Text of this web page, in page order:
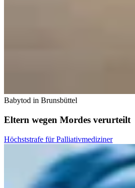
Babytod in Brunsbüttel
Eltern wegen Mordes verurteilt
Höchststrafe für Palliativmediziner